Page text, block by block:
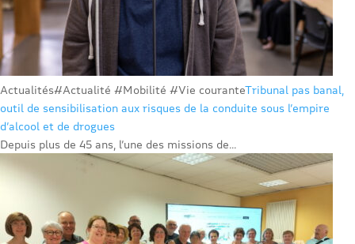
Actualités#Actualité #Mobilité #Vie couranteTribunal pas banal,
outil de sensibilisation aux risques de la conduite sous l’empire
d’alcool et de drogues
Depuis plus de 45 ans, l’une des missions de...